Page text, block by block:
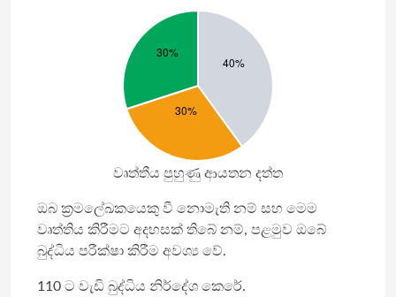
වෘත්තීය පුහුණු ආයතන දත්ත
ඔබ ක්‍රමලේඛකයෙකු වී නොමැති නම් සහ මෙම
වෘත්තිය කිරීමට අදහසක් තිබේ නම්, පළමුව ඔබේ
බුද්ධිය පරීක්ෂා කිරීම අවශ්‍ය වේ.
110 ට වැඩි බුද්ධිය නිර්දේශ කෙරේ.